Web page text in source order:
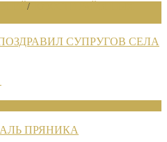
/
СУПРУГОВ СЕЛА
ПРЯНИКА